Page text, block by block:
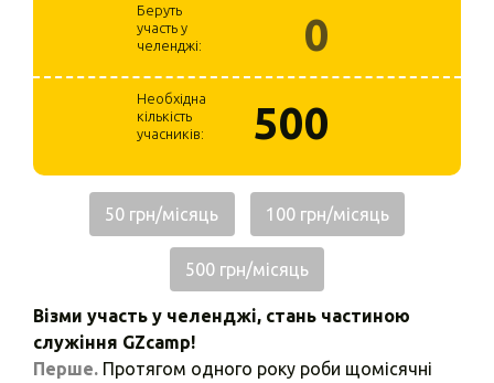
Беруть
участь у
челенджі:
0
Необхідна
кількість
учасників:
500
50 грн/місяць 100 грн/місяць
500 грн/місяць
Візми участь у челенджі, стань частиною
служіння GZcamp!
Перше. Протягом одного року роби щомісячні